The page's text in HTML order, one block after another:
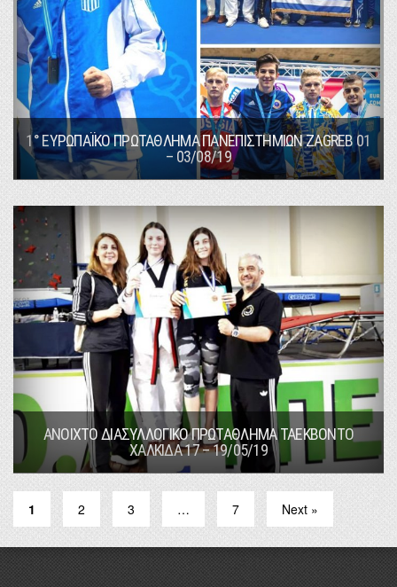
1° ΕΥΡΩΠΑΪΚΟ ΠΡΩΤΑΘΛΗΜΑ ΠΑΝΕΠΙΣΤΗΜΙΩΝ ZAGREB 01
– 03/08/19
ΑΝΟΙΧΤΟ ΔΙΑΣΥΛΛΟΓΙΚΟ ΠΡΩΤΑΘΛΗΜΑ ΤΑΕΚΒΟΝΤΟ
ΧΑΛΚΙΔΑ 17 – 19/05/19
1 2 3 … 7 Next »